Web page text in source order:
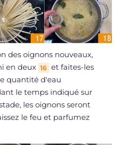
des oignons nouveaux,
en deux 16 et faites-les
quantité d'eau
le temps indiqué sur
les oignons seront
le feu et parfumez